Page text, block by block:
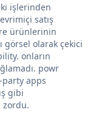
işlerinden
satış
ürünlerinin
görsel olarak çekici
onların
powr
apps
gibi
zordu.